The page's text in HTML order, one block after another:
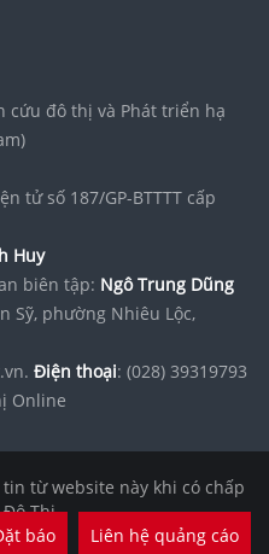
cứu đô thị và Phát triển hạ
tử số 187/GP-BTTTT cấp
Huy
biên tập: Ngô Trung Dũng
Sỹ, phường Nhiêu Lộc,
Điện thoại: (028) 39319793
Online
từ website này khi có chấp
Thị.
báo
Liên hệ quảng cáo